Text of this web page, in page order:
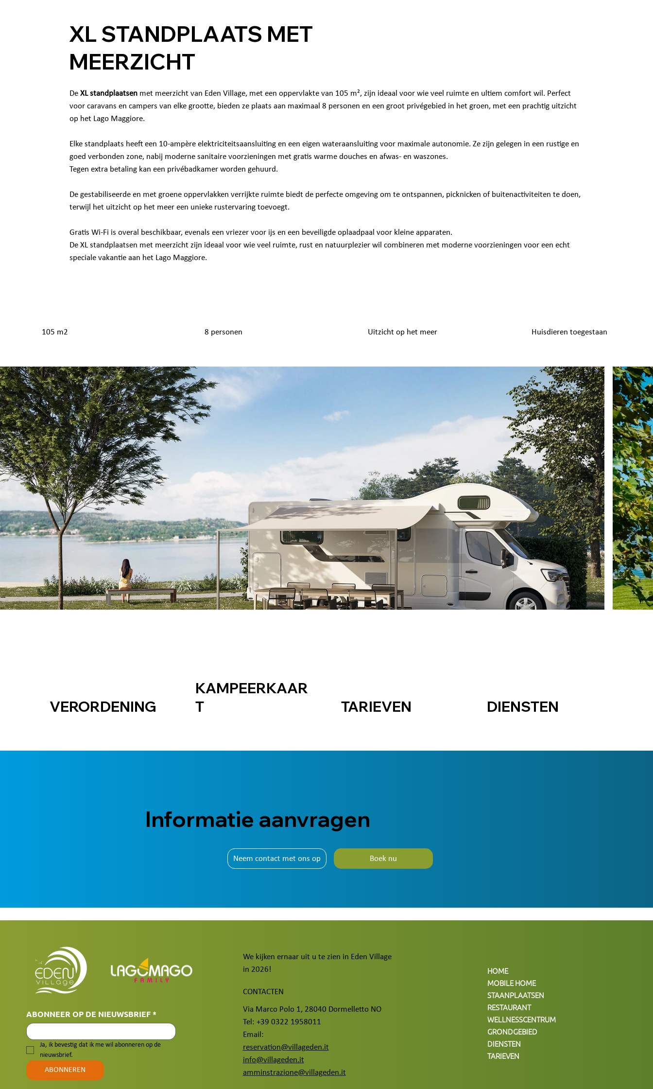
XL STANDPLAATS MET
MEERZICHT
De XL standplaatsenmet meerzicht van Eden Village, met een oppervlakte van 105 m², zijn ideaal voor wie veel ruimte en ultiem comfort wil. Perfect
voor caravans en campers van elke grootte, bieden ze plaats aan maximaal 8 personen en een groot privégebied in het groen, met een prachtig uitzicht
op het Lago Maggiore.
Elke standplaats heeft een 10-ampère elektriciteitsaansluiting en een eigen wateraansluiting voor maximale autonomie. Ze zijn gelegen in een rustige en
goed verbonden zone, nabij moderne sanitaire voorzieningen met gratis warme douches en afwas- en waszones.
Tegen extra betaling kan een privébadkamer worden gehuurd.
De gestabiliseerde en met groene oppervlakken verrijkte ruimte biedt de perfecte omgeving om te ontspannen, picknicken of buitenactiviteiten te doen,
terwijl het uitzicht op het meer een unieke rustervaring toevoegt.
Gratis Wi-Fi is overal beschikbaar, evenals een vriezer voor ijs en een beveiligde oplaadpaal voor kleine apparaten.
De XL standplaatsen met meerzicht zijn ideaal voor wie veel ruimte, rust en natuurplezier wil combineren met moderne voorzieningen voor een echt
speciale vakantie aan het Lago Maggiore.
105 m2 8 personen Uitzicht op het meer Huisdieren toegestaan
VERORDENING
KAMPEERKAAR
T
TARIEVEN DIENSTEN
Informatie aanvragen
Neem contact met ons op Boek nu
ABONNEER OP DE NIEUWSBRIEF *
Ja, ik bevestig dat ik me wil abonneren op de
nieuwsbrief.
ABONNEREN
We kijken ernaar uit u te zien in Eden Village
in 2026!
CONTACTEN
Via Marco Polo 1, 28040 Dormelletto NO
Tel: +39 0322 1958011
Email:
reservation@villageden.it
info@villageden.it
amminstrazione@villageden.it
HOME
MOBILE HOME
STAANPLAATSEN
RESTAURANT
WELLNESSCENTRUM
GRONDGEBIED
DIENSTEN
TARIEVEN